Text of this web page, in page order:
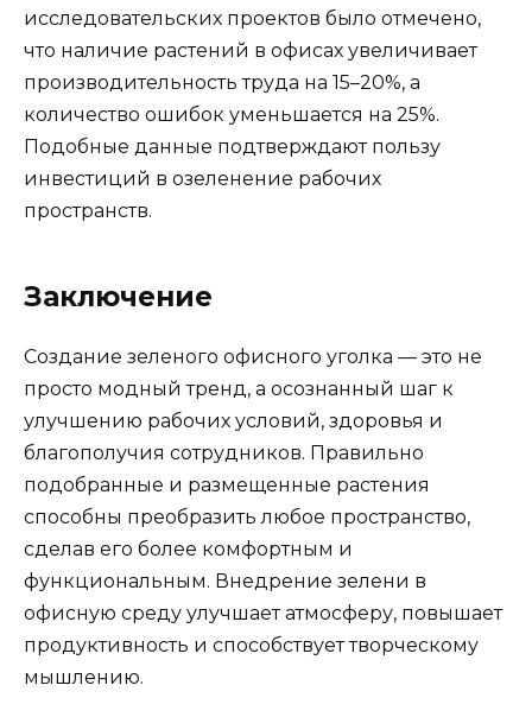
исследовательских проектов было отмечено,
что наличие растений в офисах увеличивает
производительность труда на 15–20%, а
количество ошибок уменьшается на 25%.
Подобные данные подтверждают пользу
инвестиций в озеленение рабочих
пространств.
Заключение
Создание зеленого офисного уголка — это не
просто модный тренд, а осознанный шаг к
улучшению рабочих условий, здоровья и
благополучия сотрудников. Правильно
подобранные и размещенные растения
способны преобразить любое пространство,
сделав его более комфортным и
функциональным. Внедрение зелени в
офисную среду улучшает атмосферу, повышает
продуктивность и способствует творческому
мышлению.